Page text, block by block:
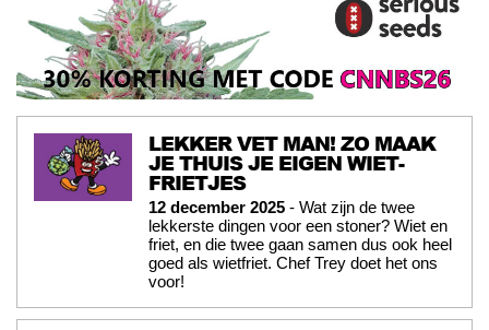
LEKKER VET MAN! ZO MAAK
JE THUIS JE EIGEN WIET-
FRIETJES
12 december 2025 - Wat zijn de twee
lekkerste dingen voor een stoner? Wiet en
friet, en die twee gaan samen dus ook heel
goed als wietfriet. Chef Trey doet het ons
voor!